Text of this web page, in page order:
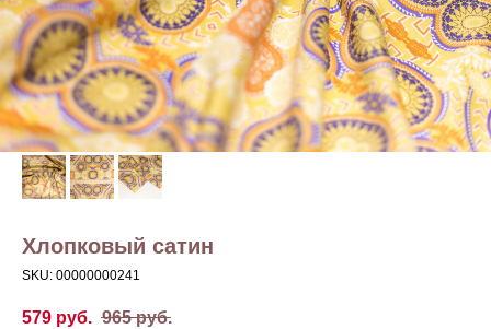
Хлопковый сатин
SKU: 00000000241
579 руб. 965 руб.